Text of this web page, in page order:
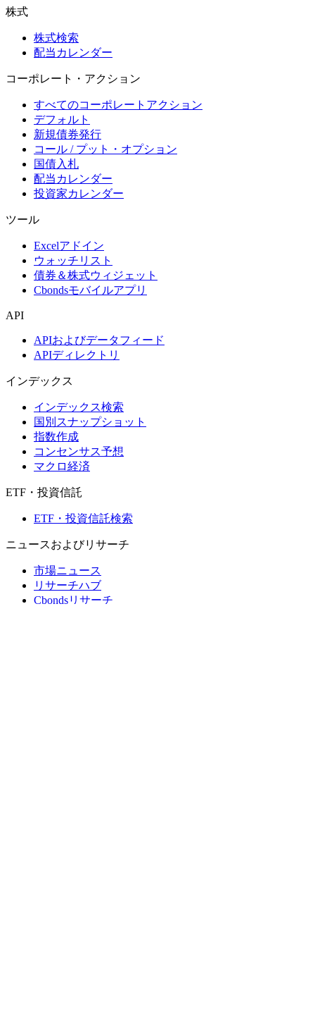
株式
株式検索
配当カレンダー
コーポレート・アクション
すべてのコーポレートアクション
デフォルト
新規債券発行
コール / プット・オプション
国債入札
配当カレンダー
投資家カレンダー
ツール
Excelアドイン
ウォッチリスト
債券＆株式ウィジェット
Cbondsモバイルアプリ
API
APIおよびデータフィード
APIディレクトリ
インデックス
インデックス検索
国別スナップショット
指数作成
コンセンサス予想
マクロ経済
ETF・投資信託
ETF・投資信託検索
ニュースおよびリサーチ
市場ニュース
リサーチハブ
Cbondsリサーチ